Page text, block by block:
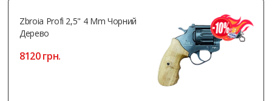
Zbroia Profi 2,5" 4 Mm Чорний
Дерево
8120 грн.